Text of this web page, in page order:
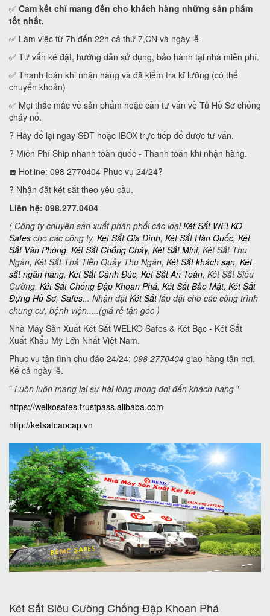
✅ Cam kết chỉ mang đến cho khách hàng những sản phẩm
tốt nhất.
✅ Làm việc từ 7h đến 22h cả thứ 7,CN và ngày lễ
✅ Tư vấn kê đặt, hướng dẫn sử dụng, bảo hành tại nhà miễn phí.
✅ Thanh toán khi nhận hàng và đã kiểm tra kĩ lưỡng (có thể
chuyển khoản)
✅ Mọi thắc mắc về sản phẩm hoặc cần tư vấn về Tủ Hồ Sơ chống
cháy nổ.
? Hãy để lại ngay SĐT hoặc IBOX trực tiếp để được tư vấn.
? Miễn Phí Ship nhanh toàn quốc - Thanh toán khi nhận hàng.
☎️ Hotline: 098 2770404 Phục vụ 24/24?
? Nhận đặt két sắt theo yêu cầu.
Liên hệ: 098.277.0404
( Công ty chuyên sản xuất phân phối các loạiKét Sắt WELKO
Safes cho các công ty, Két Sắt Gia Đình, Két Sắt Hàn Quốc, Két
Sắt Văn Phòng, Két Sắt Chống Cháy, Két Sắt Mini, Két Sắt Thu
Ngân, Két Sắt Thả Tiền Quầy Thu Ngân, Két Sắt khách sạn, Két
sắt ngân hàng, Két Sắt Cánh Đúc, Két Sắt An Toàn, Két Sắt Siêu
Cường, Két Sắt Chống Đập Khoan Phá, Két Sắt Bảo Mật, Két Sắt
Đựng Hồ Sơ, Safes... Nhận đặtKét Sắtlắp đặt cho các công trình
chung cư, bệnh viện.....(giá rẻ tận gốc )
Nhà Máy Sản Xuất Két Sắt WELKO Safes & Két Bạc - Két Sắt
Xuất Khẩu Mỹ Lớn Nhất Việt Nam.
Phục vụ tận tình chu đáo 24/24: 098 2770404 giao hàng tận nơi.
Kể cả ngày lễ.
" Luôn luôn mang lại sự hài lòng mong đợi đến khách hàng "
https://welkosafes.trustpass.alibaba.com
http://ketsatcaocap.vn
Két Sắt Siêu Cường Chống Đập Khoan Phá